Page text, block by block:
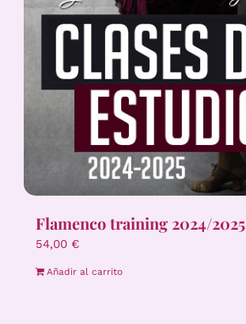
Flamenco training 2024/2025
54,00 €
Añadir al carrito